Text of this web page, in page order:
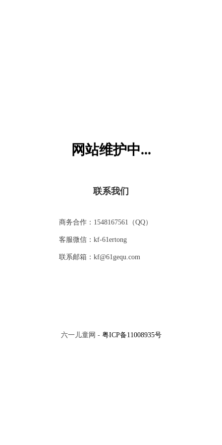
网站维护中...
联系我们
商务合作：1548167561（QQ）
客服微信：kf-61ertong
联系邮箱：kf@61gequ.com
六一儿童网 - 粤ICP备11008935号